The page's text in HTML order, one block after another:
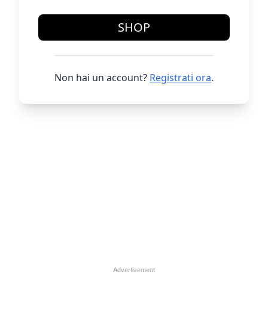
SHOP
Non hai un account? Registrati ora.